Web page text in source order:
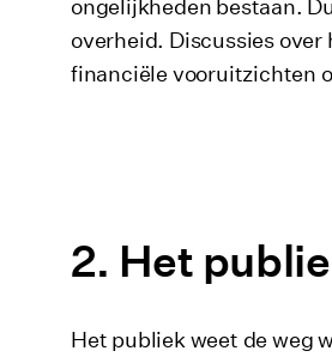
ongelijkheden bestaan.
overheid. Discussies
financiële vooruitzichten
Het
Het publiek weet de weg